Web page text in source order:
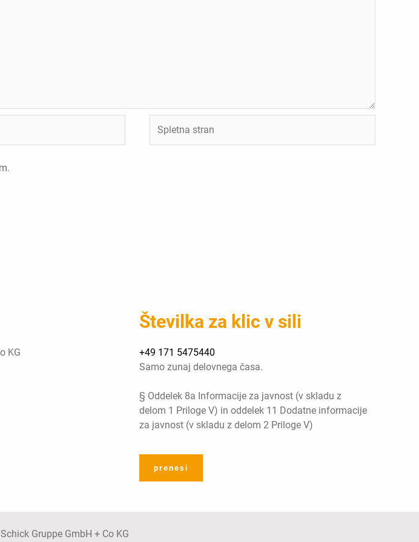
stran
KG
Številka za klic v sili
+49 171 5475440
Samo zunaj delovnega časa.
§ Oddelek 8a Informacije za javnost (v skladu z
delom 1 Priloge V) in oddelek 11 Dodatne informacije
za javnost (v skladu z delom 2 Priloge V)
prenesi
Gruppe GmbH + Co KG